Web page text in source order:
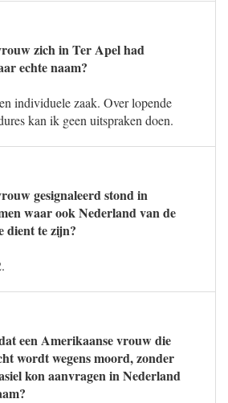
zich in Ter Apel had
echte naam?
individuele zaak. Over lopende
kan ik geen uitspraken doen.
gesignaleerd stond in
waar ook Nederland van de
dient te zijn?
een Amerikaanse vrouw die
wordt wegens moord, zonder
kon aanvragen in Nederland